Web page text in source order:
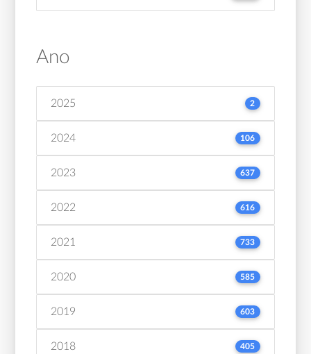
Ano
2025 2
2024 106
2023 637
2022 616
2021 733
2020 585
2019 603
2018 405